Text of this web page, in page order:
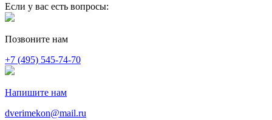
Если у вас есть вопросы:
Позвоните нам
+7 (495) 545-74-70
Напишите нам
dverimekon@mail.ru